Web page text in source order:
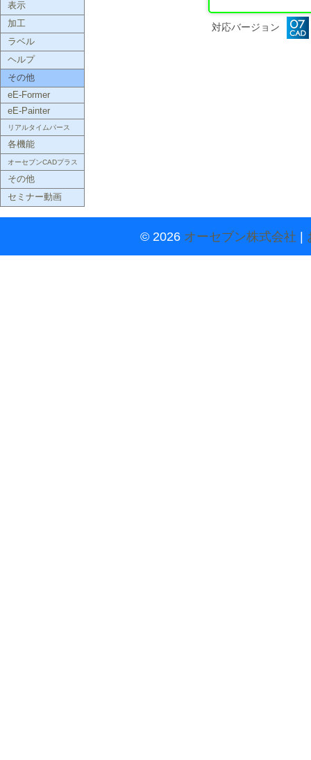
表示
加工
ラベル
ヘルプ
その他
eE-Former
eE-Painter
リアルタイムパース
各機能
オーセブンCADプラス
その他
セミナー動画
対応バージョン
© 2026 オーセブン株式会社